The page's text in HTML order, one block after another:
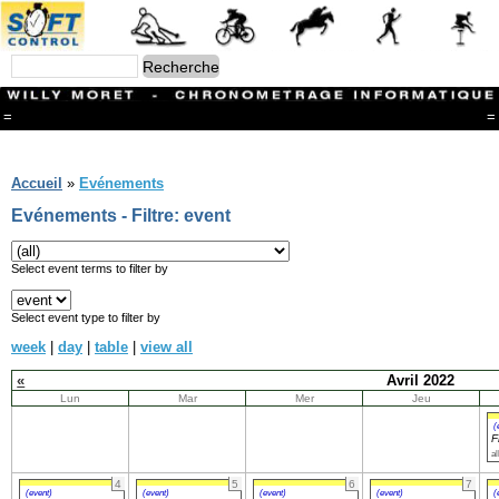
= =
Branches
CONTACT
Ski ALPIN
Triathlon
Ski Nordique
Courses à pieds
Athlétisme
Slalom In-Line
Caisse à savon
Coupe "Journal La Gruyère"
Accueil » Evénements
Evénements - Filtre: event
Select event terms to filter by
Select event type to filter by
week | day | table | view all
«
Avril 2022
Lun Mar Mer Jeu
4
(event)
5
(event)
6
(event)
7
(event)